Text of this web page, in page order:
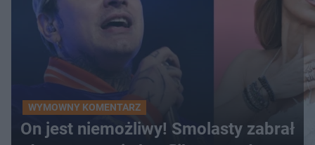
WYMOWNY KOMENTARZ
On jest niemożliwy! Smolasty zabrał